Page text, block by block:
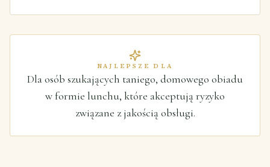
NAJLEPSZE DLA
Dla osób szukających taniego, domowego obiadu
w formie lunchu, które akceptują ryzyko
związane z jakością obsługi.